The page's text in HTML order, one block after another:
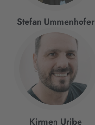
Stefan Ummenhofer
Kirmen Uribe